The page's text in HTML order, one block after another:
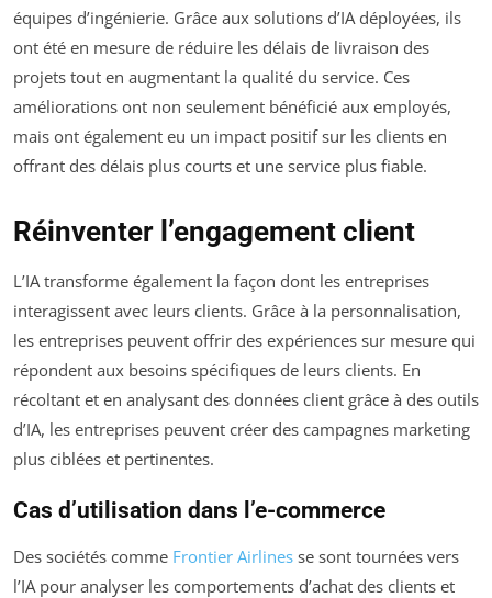
équipes d’ingénierie. Grâce aux solutions d’IA déployées, ils
ont été en mesure de réduire les délais de livraison des
projets tout en augmentant la qualité du service. Ces
améliorations ont non seulement bénéficié aux employés,
mais ont également eu un impact positif sur les clients en
offrant des délais plus courts et une service plus fiable.
Réinventer l’engagement client
L’IA transforme également la façon dont les entreprises
interagissent avec leurs clients. Grâce à la personnalisation,
les entreprises peuvent offrir des expériences sur mesure qui
répondent aux besoins spécifiques de leurs clients. En
récoltant et en analysant des données client grâce à des outils
d’IA, les entreprises peuvent créer des campagnes marketing
plus ciblées et pertinentes.
Cas d’utilisation dans l’e-commerce
Des sociétés comme Frontier Airlines se sont tournées vers
l’IA pour analyser les comportements d’achat des clients et